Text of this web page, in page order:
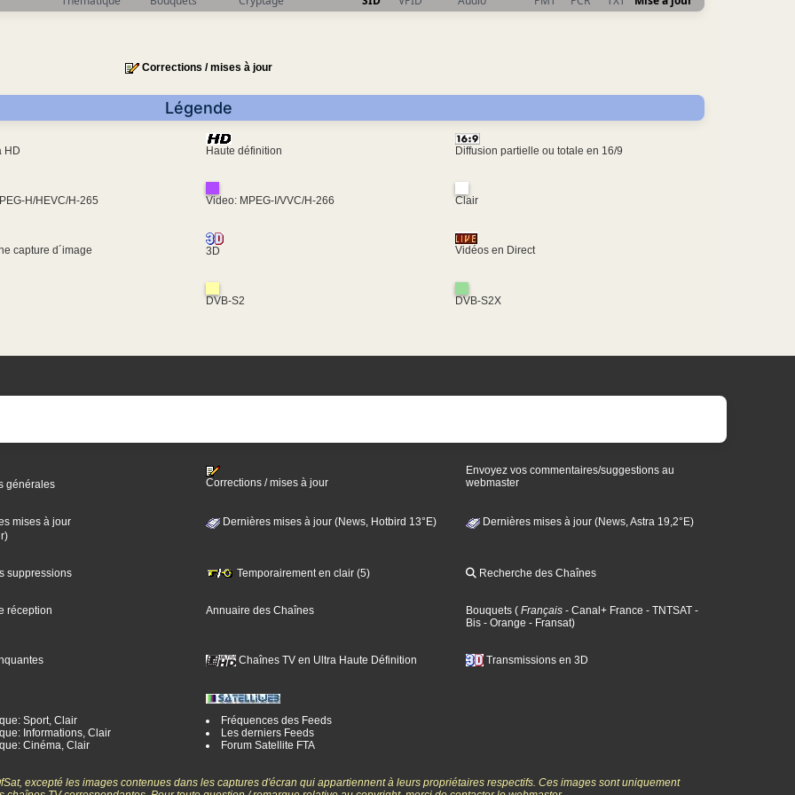
Corrections / mises à jour
Légende
HD Haute définition Diffusion partielle ou totale en 16/9
H/HEVC/H-265 Video: MPEG-I/VVC/H-266 Clair
capture d´image 3D Vidéos en Direct
DVB-S2 DVB-S2X
générales Corrections / mises à jour
Envoyez vos commentaires/suggestions au
webmaster
mises à jour
Dernières mises à jour (News, Hotbird 13°E) Dernières mises à jour (News, Astra 19,2°E)
suppressions Temporairement en clair (5) Recherche des Chaînes
réception Annuaire des Chaînes Bouquets ( Français - Canal+ France - TNTSAT -
Bis - Orange - Fransat)
Chaînes TV en Ultra Haute Définition Transmissions en 3D
Sport, Clair
Informations, Clair
Cinéma, Clair
Fréquences des Feeds
Les derniers Feeds
Forum Satellite FTA
excepté les images contenues dans les captures d'écran qui appartiennent à leurs propriétaires respectifs. Ces images sont uniquement